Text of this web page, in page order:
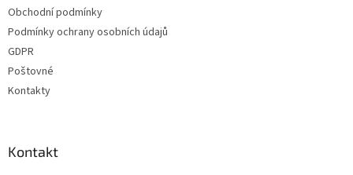
Obchodní podmínky
Podmínky ochrany osobních údajů
GDPR
Poštovné
Kontakty
Kontakt